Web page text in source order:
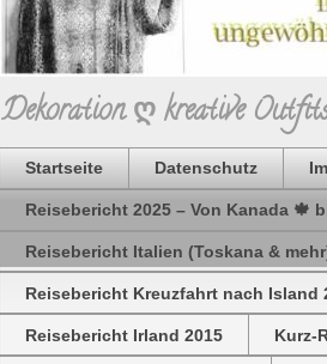
Dekoration ღ kreative
Startseite Datenschutz
Reisebericht 2025 – Von Kanada 🍁
Reisebericht Italien (Toskana &
Reisebericht Kreuzfahrt nach Island
Reisebericht Irland 2015 Kurz-